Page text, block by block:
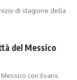
di stagione della
del Messico
con Evans